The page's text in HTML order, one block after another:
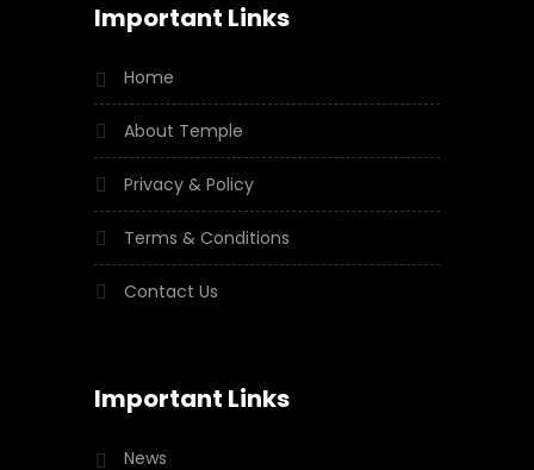
Important Links
Home
About Temple
Privacy & Policy
Terms & Conditions
Contact Us
Important Links
News